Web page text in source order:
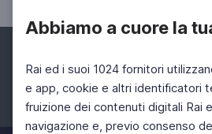
Abbiamo a cuore la
Rai ed i suoi 1024 fornitori
e app, cookie e altri identificatori
fruizione dei contenuti digitali Rai
navigazione e, previo consenso
Facebook Instagram